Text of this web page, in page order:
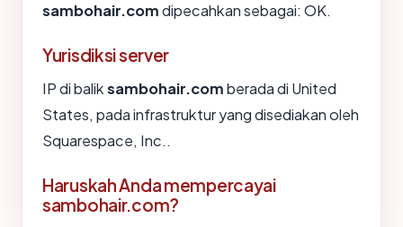
sambohair.comdipecahkan sebagai: OK.
Yurisdiksi server
IP di baliksambohair.comberada di United
States, pada infrastruktur yang disediakan oleh
Squarespace, Inc..
Haruskah Anda mempercayai
sambohair.com?